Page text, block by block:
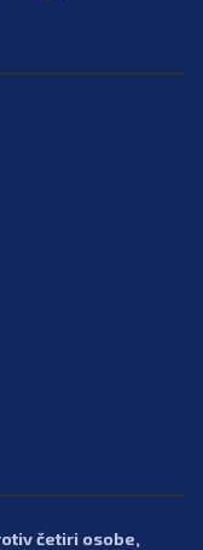
četiri osobe,